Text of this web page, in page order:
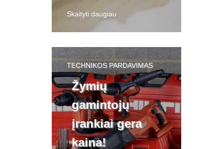
Skaityti daugiau
TECHNIKOS PARDAVIMAS
Žymių
gamintojų
įrankiai gera
kaina!